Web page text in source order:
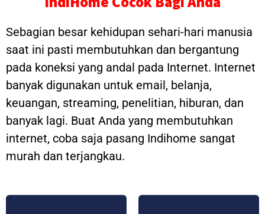
Sebagian besar kehidupan sehari-hari manusia
saat ini pasti membutuhkan dan bergantung
pada koneksi yang andal pada Internet. Internet
banyak digunakan untuk email, belanja,
keuangan, streaming, penelitian, hiburan, dan
banyak lagi. Buat Anda yang membutuhkan
internet, coba saja pasang Indihome sangat
murah dan terjangkau.